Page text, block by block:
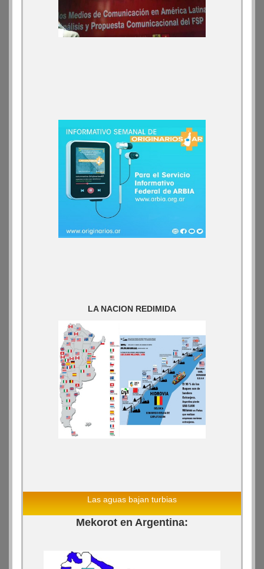
LA NACION REDIMIDA
Las aguas bajan turbias
Mekorot en Argentina: